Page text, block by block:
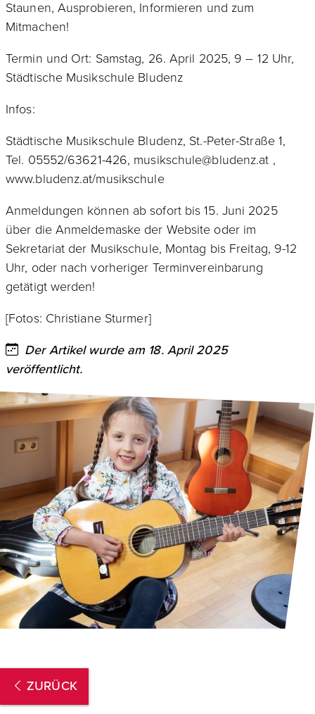
Staunen, Ausprobieren, Informieren und zum
Mitmachen!
Termin und Ort: Samstag, 26. April 2025, 9 – 12 Uhr,
Städtische Musikschule Bludenz
Infos:
Städtische Musikschule Bludenz, St.-Peter-Straße 1,
Tel. 05552/63621-426, musikschule@bludenz.at ,
www.bludenz.at/musikschule
Anmeldungen können ab sofort bis 15. Juni 2025
über die Anmeldemaske der Website oder im
Sekretariat der Musikschule, Montag bis Freitag, 9-12
Uhr, oder nach vorheriger Terminvereinbarung
getätigt werden!
[Fotos: Christiane Sturmer]
Der Artikel wurde am 18. April 2025
veröffentlicht.
ZURÜCK